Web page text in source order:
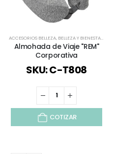
ESPECIAL DÍA DEL MINERO,ESPECIAL DÍA DEL
ACCESORIOS BELLEZA, BELLEZA Y BIENESTAR
Almohada de Viaje "REM"
Corporativa
SKU: C-T808
COTIZAR